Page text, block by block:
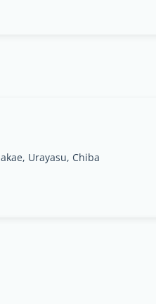
Urayasu, Chiba